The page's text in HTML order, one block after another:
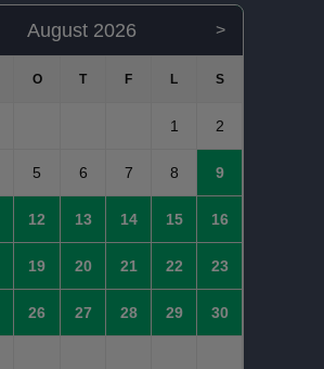
August 2026 >
1 2
5 6 7 8 9
12 13 14 15 16
19 20 21 22 23
26 27 28 29 30